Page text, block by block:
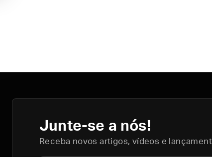
Junte-se a nós!
Receba novos artigos, vídeos e